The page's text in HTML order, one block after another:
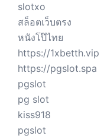
slotxo
สล็อตเว็บตรง
หนังโป๊ไทย
https://1xbetth.vip
https://pgslot.spa
pgslot
pg slot
kiss918
pgslot